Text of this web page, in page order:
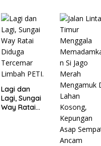
Bawang
Barat
Berlangsung
Khidmat.
Air Sumur
Berbau dan
Kontrakan
Sepi Peminat.
Lagi dan
Lagi, Sungai
Way Ratai